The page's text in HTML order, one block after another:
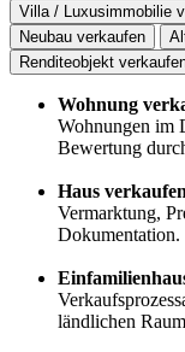
Villa / Luxusimmobilie
Neubau verkaufen
Renditeobjekt
Wohnung
Wohnungen im
Bewertung
Haus
Vermarktung,
Dokumentation.
Verkaufsprozess
ländlichen